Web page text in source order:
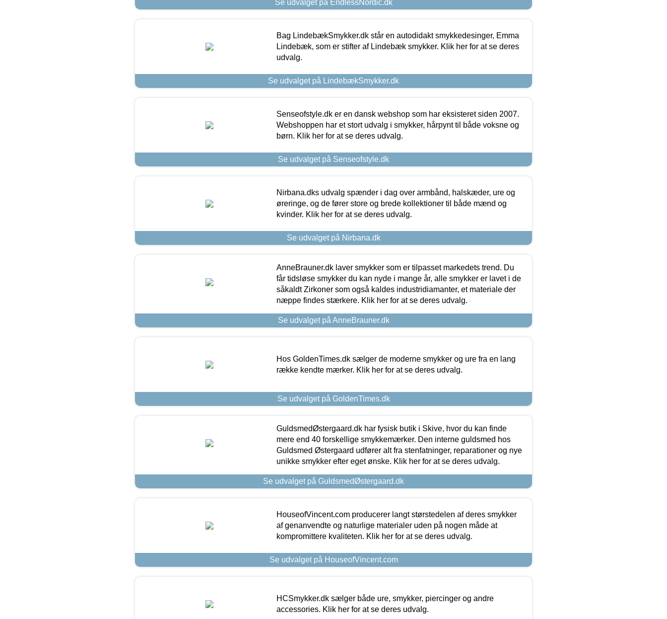
Se udvalget på EndlessNordic.dk
Bag LindebækSmykker.dk står en autodidakt smykkedesinger, Emma
Lindebæk, som er stifter af Lindebæk smykker. Klik her for at se deres
udvalg.
Se udvalget på LindebækSmykker.dk
Senseofstyle.dk er en dansk webshop som har eksisteret siden 2007.
Webshoppen har et stort udvalg i smykker, hårpynt til både voksne og
børn. Klik her for at se deres udvalg.
Se udvalget på Senseofstyle.dk
Nirbana.dks udvalg spænder i dag over armbånd, halskæder, ure og
øreringe, og de fører store og brede kollektioner til både mænd og
kvinder. Klik her for at se deres udvalg.
Se udvalget på Nirbana.dk
AnneBrauner.dk laver smykker som er tilpasset markedets trend. Du
får tidsløse smykker du kan nyde i mange år, alle smykker er lavet i de
såkaldt Zirkoner som også kaldes industridiamanter, et materiale der
næppe findes stærkere. Klik her for at se deres udvalg.
Se udvalget på AnneBrauner.dk
Hos GoldenTimes.dk sælger de moderne smykker og ure fra en lang
række kendte mærker. Klik her for at se deres udvalg.
Se udvalget på GoldenTimes.dk
GuldsmedØstergaard.dk har fysisk butik i Skive, hvor du kan finde
mere end 40 forskellige smykkemærker. Den interne guldsmed hos
Guldsmed Østergaard udfører alt fra stenfatninger, reparationer og nye
unikke smykker efter eget ønske. Klik her for at se deres udvalg.
Se udvalget på GuldsmedØstergaard.dk
HouseofVincent.com producerer langt størstedelen af deres smykker
af genanvendte og naturlige materialer uden på nogen måde at
kompromittere kvaliteten. Klik her for at se deres udvalg.
Se udvalget på HouseofVincent.com
HCSmykker.dk sælger både ure, smykker, piercinger og andre
accessories. Klik her for at se deres udvalg.